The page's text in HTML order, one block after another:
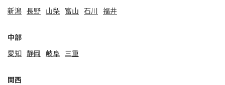
新潟 ⻑野 山梨 富山 石川 福井
中部
愛知 静岡 岐阜 三重
関⻄